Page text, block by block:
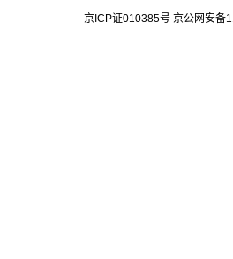
京ICP证010385号 京公网安备